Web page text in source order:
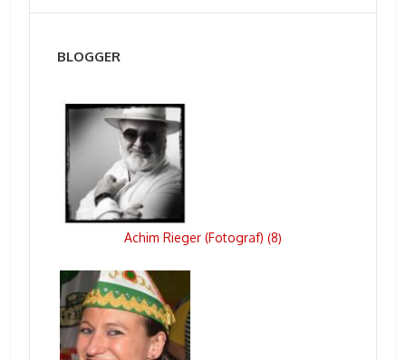
BLOGGER
Achim Rieger (Fotograf) (8)